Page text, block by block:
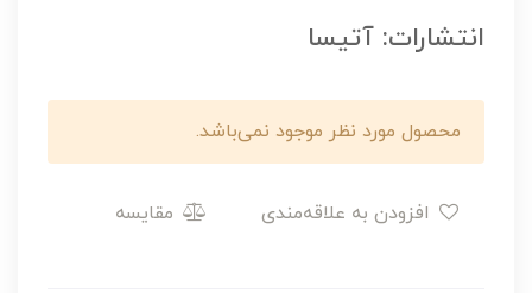
انتشارات: آتیسا
محصول مورد نظر موجود نمی‌باشد.
مقایسه